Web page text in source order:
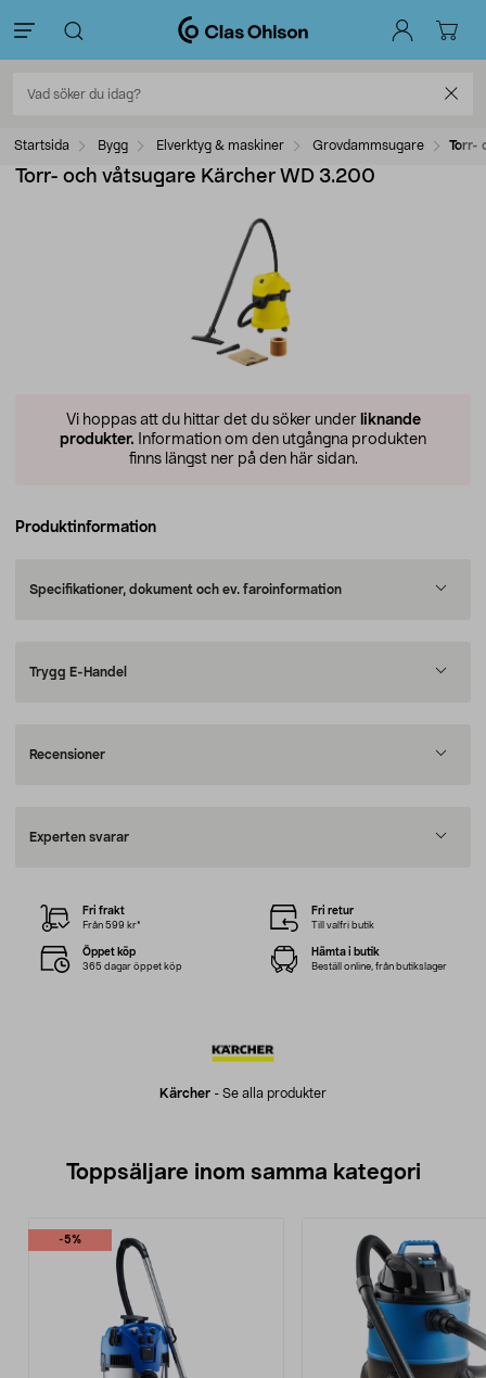
Startsida Bygg Elverktyg & maskiner Grovdammsugare Torr-
Torr- och våtsugare Kärcher WD 3.200
Vi hoppas att du hittar det du söker under liknande
produkter. Information om den utgångna produkten
finns längst ner på den här sidan.
Produktinformation
Specifikationer, dokument och ev. faroinformation
Trygg E-Handel
Recensioner
Experten svarar
Kärcher - Se alla produkter
Fri frakt
Från 599 kr*
Fri retur
Till valfri butik
Öppet köp
365 dagar öppet köp
Hämta i butik
Beställ online, från butikslager
Toppsäljare inom samma kategori
-5%